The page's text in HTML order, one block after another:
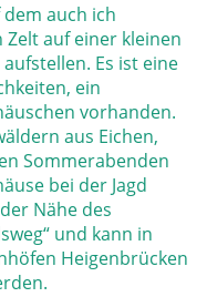
dem auch ich
auf einer kleinen
Es ist eine
ein
vorhanden.
aus Eichen,
Sommerabenden
bei der Jagd
Nähe des
und kann in
Heigenbrücken